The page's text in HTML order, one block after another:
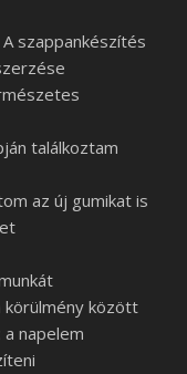
szappankészítés
találkoztam
az új gumikat is
között
napelem